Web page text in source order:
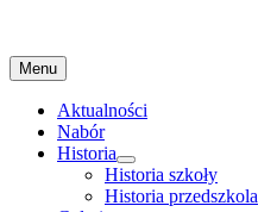
Menu Przejdź
do
treści
Aktualności
Nabór
Historia
rozwiń
menu
potomne
Historia szkoły
Historia przedszkola